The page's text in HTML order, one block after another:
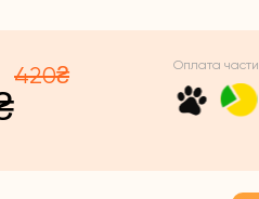
420₴
ціна:
Поточна
ціна:
Оплата